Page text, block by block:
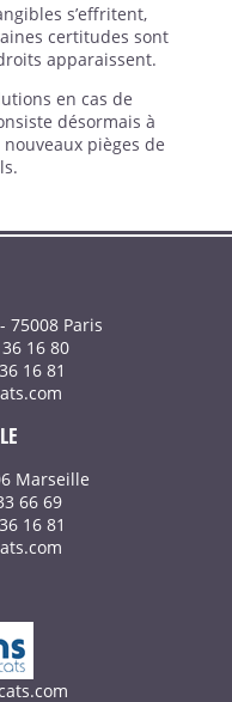
s’effritent,
certitudes sont
apparaissent.
en cas de
désormais à
pièges de
75008 Paris
16 80
16 81
Marseille
66 69
16 81